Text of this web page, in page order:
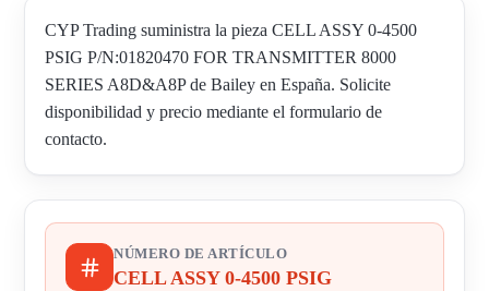
CYP Trading suministra la pieza CELL ASSY 0-4500
PSIG P/N:01820470 FOR TRANSMITTER 8000
SERIES A8D&A8P de Bailey en España. Solicite
disponibilidad y precio mediante el formulario de
contacto.
NÚMERO DE ARTÍCULO
CELL ASSY 0-4500 PSIG